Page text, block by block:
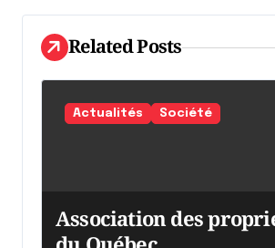
d
e
l
t
i
Related Posts
Actualités Société
Association des